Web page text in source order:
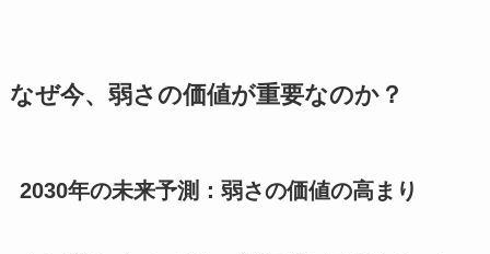
なぜ今、弱さの価値が重要なのか？
2030年の未来予測：弱さの価値の高まり